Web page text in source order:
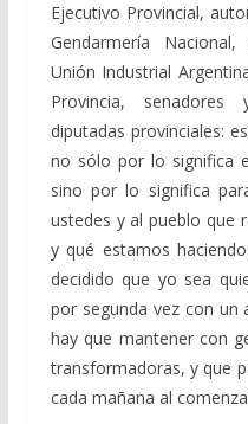
Ejecutivo Provincial,
Gendarmería
Unión Industrial
Provincia,
diputadas provinciales:
no sólo por lo significa
sino por lo significa
ustedes y al pueblo que
y qué estamos
decidido que yo sea
por segunda vez con un
hay que mantener con
transformadoras, y que
cada mañana al